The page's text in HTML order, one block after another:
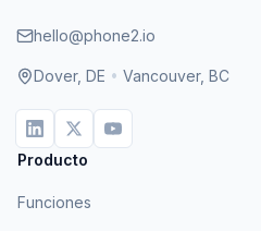
hello@phone2.io
Dover, DE • Vancouver, BC
Producto
Funciones